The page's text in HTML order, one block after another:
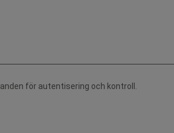
för autentisering och kontroll.